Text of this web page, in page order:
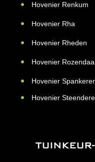
Hovenier Renkum
Hovenier Rha
Hovenier Rheden
Hovenier
Hovenier
Hovenier